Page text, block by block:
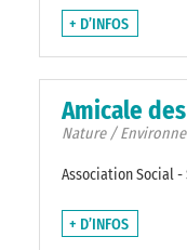
+ D’INFOS
Amicale
Nature /
Association Social
+ D’INFOS